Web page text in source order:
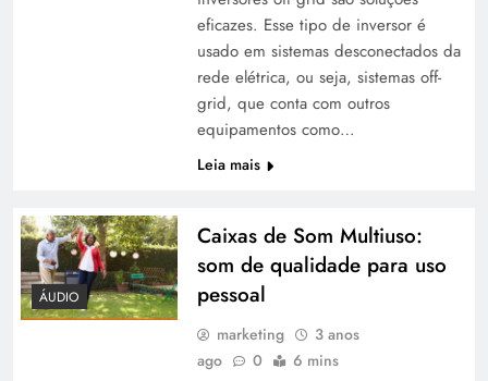
eficazes. Esse tipo de inversor é
usado em sistemas desconectados da
rede elétrica, ou seja, sistemas off-
grid, que conta com outros
equipamentos como…
Leia mais
ÁUDIO
Caixas de Som Multiuso:
som de qualidade para uso
pessoal
marketing
3 anos
ago
0 6 mins